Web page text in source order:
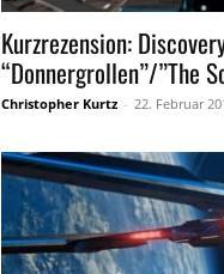
Kurzrezension:
“Donnergrollen”/”The
Christopher Kurtz - 22. Februar